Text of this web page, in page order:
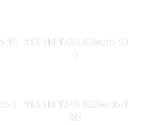
10 113 TN 1735-KSweb-10
0
1 113 TN 1748-KS3web-1
00